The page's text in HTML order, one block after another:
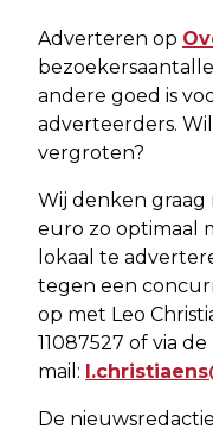
Adverteren op
andere goed is
adverteerders.
vergroten?
Wij denken graag
euro zo optimaal
lokaal te
tegen een
op met Leo
11087527 of via de
mail:
De